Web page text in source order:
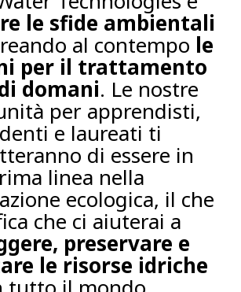
le sfide ambientali
al contempo le
per il trattamento
domani. Le nostre
per apprendisti,
e laureati ti
di essere in
linea nella
ecologica, il che
che ci aiuterai a
preservare e
le risorse idriche